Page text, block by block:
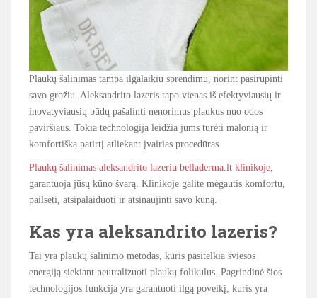
Plaukų šalinimas tampa ilgalaikiu sprendimu, norint pasirūpinti
savo grožiu. Aleksandrito lazeris tapo vienas iš efektyviausių ir
inovatyviausių būdų pašalinti nenorimus plaukus nuo odos
paviršiaus. Tokia technologija leidžia jums turėti malonią ir
komfortišką patirtį atliekant įvairias procedūras.
Plaukų šalinimas aleksandrito lazeriu belladerma.lt klinikoje
garantuoja jūsų kūno švarą. Klinikoje galite mėgautis komfortu,
pailsėti, atsipalaiduoti ir atsinaujinti savo kūną.
Kas yra aleksandrito lazeris?
Tai yra plaukų šalinimo metodas, kuris pasitelkia šviesos
energiją siekiant neutralizuoti plaukų folikulus. Pagrindinė šios
technologijos funkcija yra garantuoti ilgą poveikį, kuris yra